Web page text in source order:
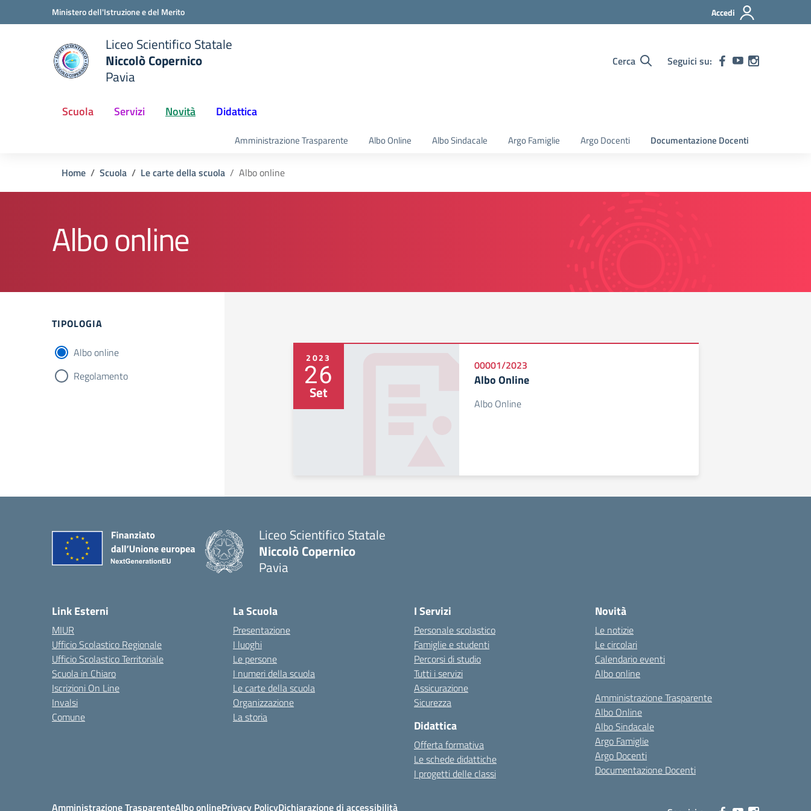
Vai ai contenuti
Vai al menu di navigazioneMinistero dell'Istruzione e del Merito Accedi
scuola
Liceo Scientifico Statale
Niccolò Copernico
Pavia
Cerca Seguici su:
Scuola Servizi Novità Didattica
Amministrazione Trasparente Albo Online Albo Sindacale Argo Famiglie Argo Docenti Documentazione Docenti
Home Scuola Le carte della scuola Albo online
Albo online
Filtri
TIPOLOGIA
Albo online
Regolamento
2023
26
Set
00001/2023
Albo Online
Albo Online
Liceo Scientifico Statale
Niccolò Copernico
Pavia
Link Esterni
MIUR
Ufficio Scolastico Regionale
Ufficio Scolastico Territoriale
Scuola in Chiaro
Iscrizioni On Line
Invalsi
Comune
La Scuola
Presentazione
I luoghi
Le persone
I numeri della scuola
Le carte della scuola
Organizzazione
La storia
I Servizi
Personale scolastico
Famiglie e studenti
Percorsi di studio
Tutti i servizi
Assicurazione
Sicurezza
Didattica
Offerta formativa
Le schede didattiche
I progetti delle classi
Novità
Le notizie
Le circolari
Calendario eventi
Albo online
Amministrazione Trasparente
Albo Online
Albo Sindacale
Argo Famiglie
Argo Docenti
Documentazione Docenti
Amministrazione TrasparenteAlbo onlinePrivacy PolicyDichiarazione di accessibilità